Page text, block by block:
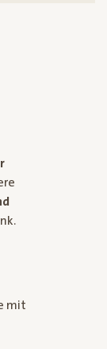
mit